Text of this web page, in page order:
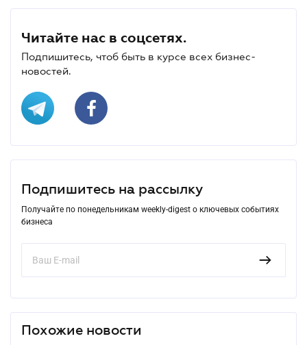
Читайте нас в соцсетях.
Подпишитесь, чтоб быть в курсе всех бизнес-
новостей.
Подпишитесь на рассылку
Получайте по понедельникам weekly-digest о ключевых событиях
бизнеса
Похожие новости